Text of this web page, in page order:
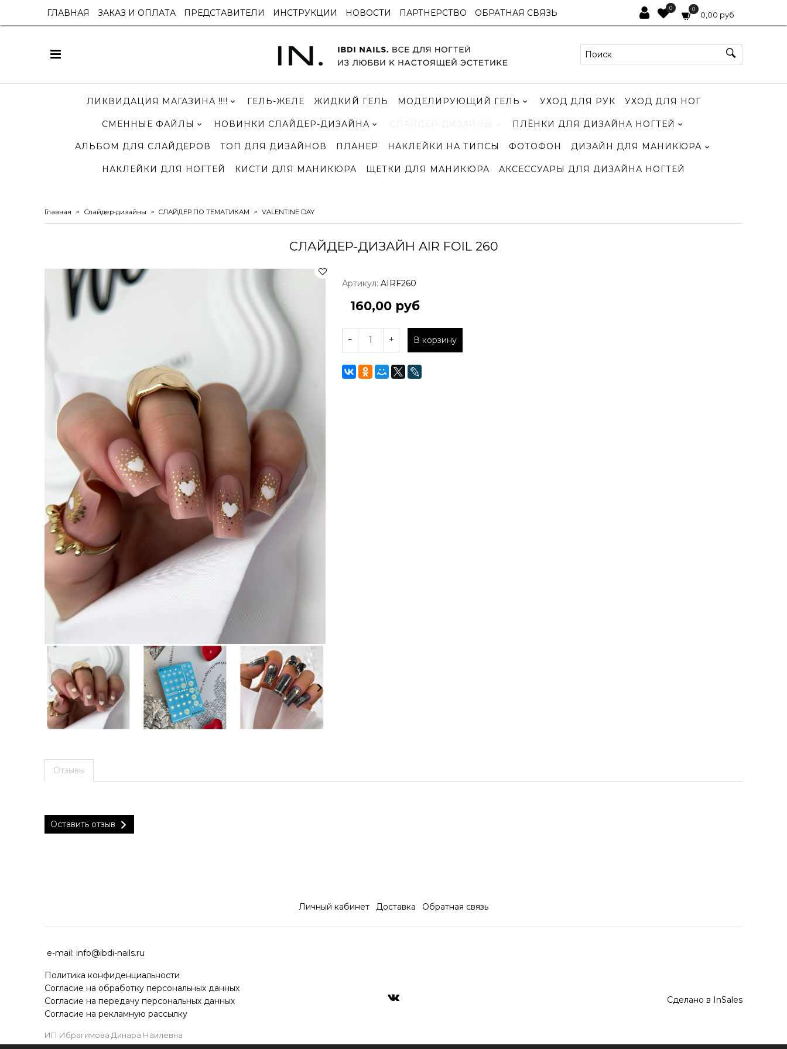
ГЛАВНАЯ ЗАКАЗ И ОПЛАТА ПРЕДСТАВИТЕЛИ ИНСТРУКЦИИ НОВОСТИ ПАРТНЕРСТВО ОБРАТНАЯ СВЯЗЬ 0 0
0,00 руб
ЛИКВИДАЦИЯ МАГАЗИНА !!!! ГЕЛЬ-ЖЕЛЕ ЖИДКИЙ ГЕЛЬ МОДЕЛИРУЮЩИЙ ГЕЛЬ УХОД ДЛЯ РУК УХОД ДЛЯ НОГ
СМЕННЫЕ ФАЙЛЫ НОВИНКИ СЛАЙДЕР-ДИЗАЙНА ПЛЁНКИ ДЛЯ ДИЗАЙНА НОГТЕЙ
АЛЬБОМ ДЛЯ СЛАЙДЕРОВ ТОП ДЛЯ ДИЗАЙНОВ ПЛАНЕР НАКЛЕЙКИ НА ТИПСЫ ФОТОФОН ДИЗАЙН ДЛЯ МАНИКЮРА
НАКЛЕЙКИ ДЛЯ НОГТЕЙ КИСТИ ДЛЯ МАНИКЮРА ЩЕТКИ ДЛЯ МАНИКЮРА АКСЕССУАРЫ ДЛЯ ДИЗАЙНА НОГТЕЙ
Главная Слайдер-дизайны СЛАЙДЕР ПО ТЕМАТИКАМ VALENTINE DAY
СЛАЙДЕР-ДИЗАЙН AIR FOIL 260
Артикул: AIRF260
160,00 руб
В корзину
Отзывы
Оставить отзыв
Личный кабинет Доставка Обратная связь
e-mail: info@ibdi-nails.ru
Политика конфиденциальности
Согласие на обработку персональных данных
Согласие на передачу персональных данных
Согласие на рекламную рассылку
ИП Ибрагимова Динара Наилевна
ИНН 590418192130
Сделано в InSales